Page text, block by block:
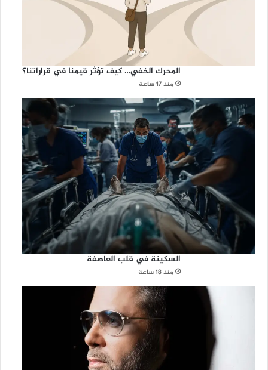
المحرك الخفي… كيف تؤثر قيمنا في قراراتنا؟
منذ 17 ساعة
السكينة في قلب العاصفة
منذ 18 ساعة